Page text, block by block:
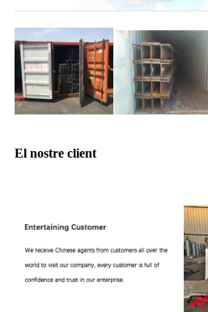
El nostre client